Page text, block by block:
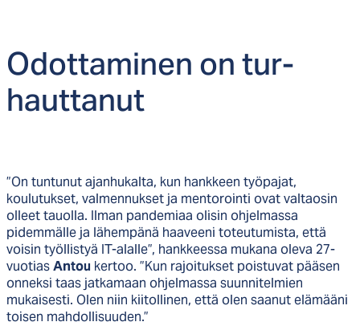
Odot­ta­mi­nen on tur­
haut­ta­nut
”On tuntunut ajanhukalta, kun hankkeen työpajat,
koulutukset, valmennukset ja mentorointi ovat valtaosin
olleet tauolla. Ilman pandemiaa olisin ohjelmassa
pidemmälle ja lähempänä haaveeni toteutumista, että
voisin työllistyä IT-alalle”, hankkeessa mukana oleva 27-
vuotiasAntou kertoo. ”Kun rajoitukset poistuvat pääsen
onneksi taas jatkamaan ohjelmassa suunnitelmien
mukaisesti. Olen niin kiitollinen, että olen saanut elämääni
toisen mahdollisuuden.”